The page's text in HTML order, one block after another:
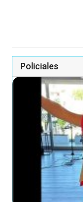
Policiales